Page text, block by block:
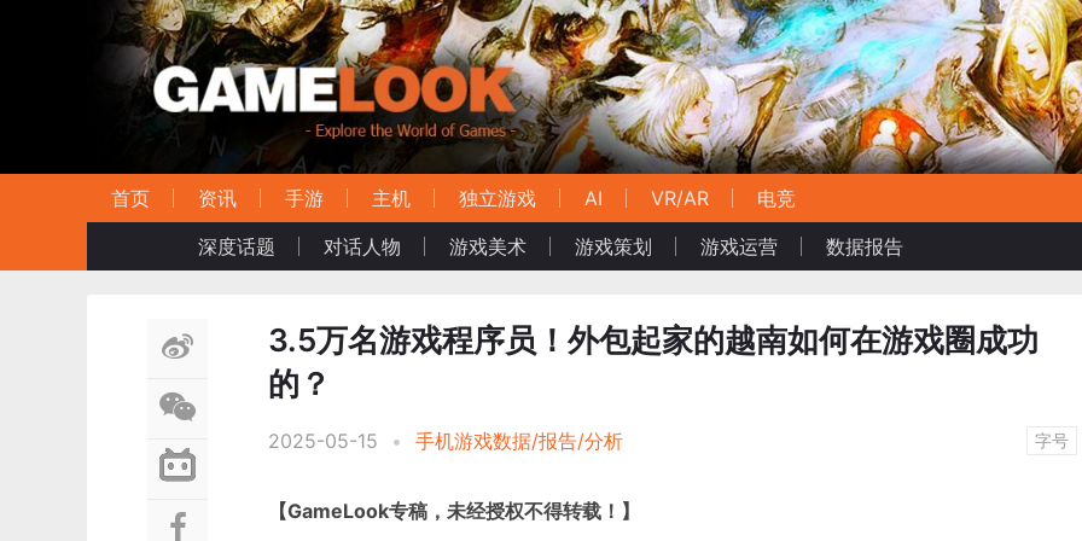
首页 资讯 手游 主机 独立游戏 AI VR/AR
电竞
深度话题
对话人物 游戏美术 游戏策划 游戏运营 数据报告
3.5万名游戏程序员！外包起家的越南如何在游戏圈成功
的？
2025-05-15 • 手机游戏数据/报告/分析 字号
【GameLook专稿，未经授权不得转载！】